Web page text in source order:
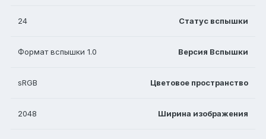
Статус вспышки
24
Версия Вспышки
Формат вспышки 1.0
Цветовое пространство
sRGB
Ширина изображения
2048